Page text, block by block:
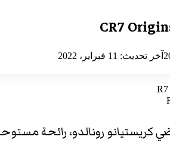
آخر تحديث: 11 فبراير، 2022
رونالدو، رائحة